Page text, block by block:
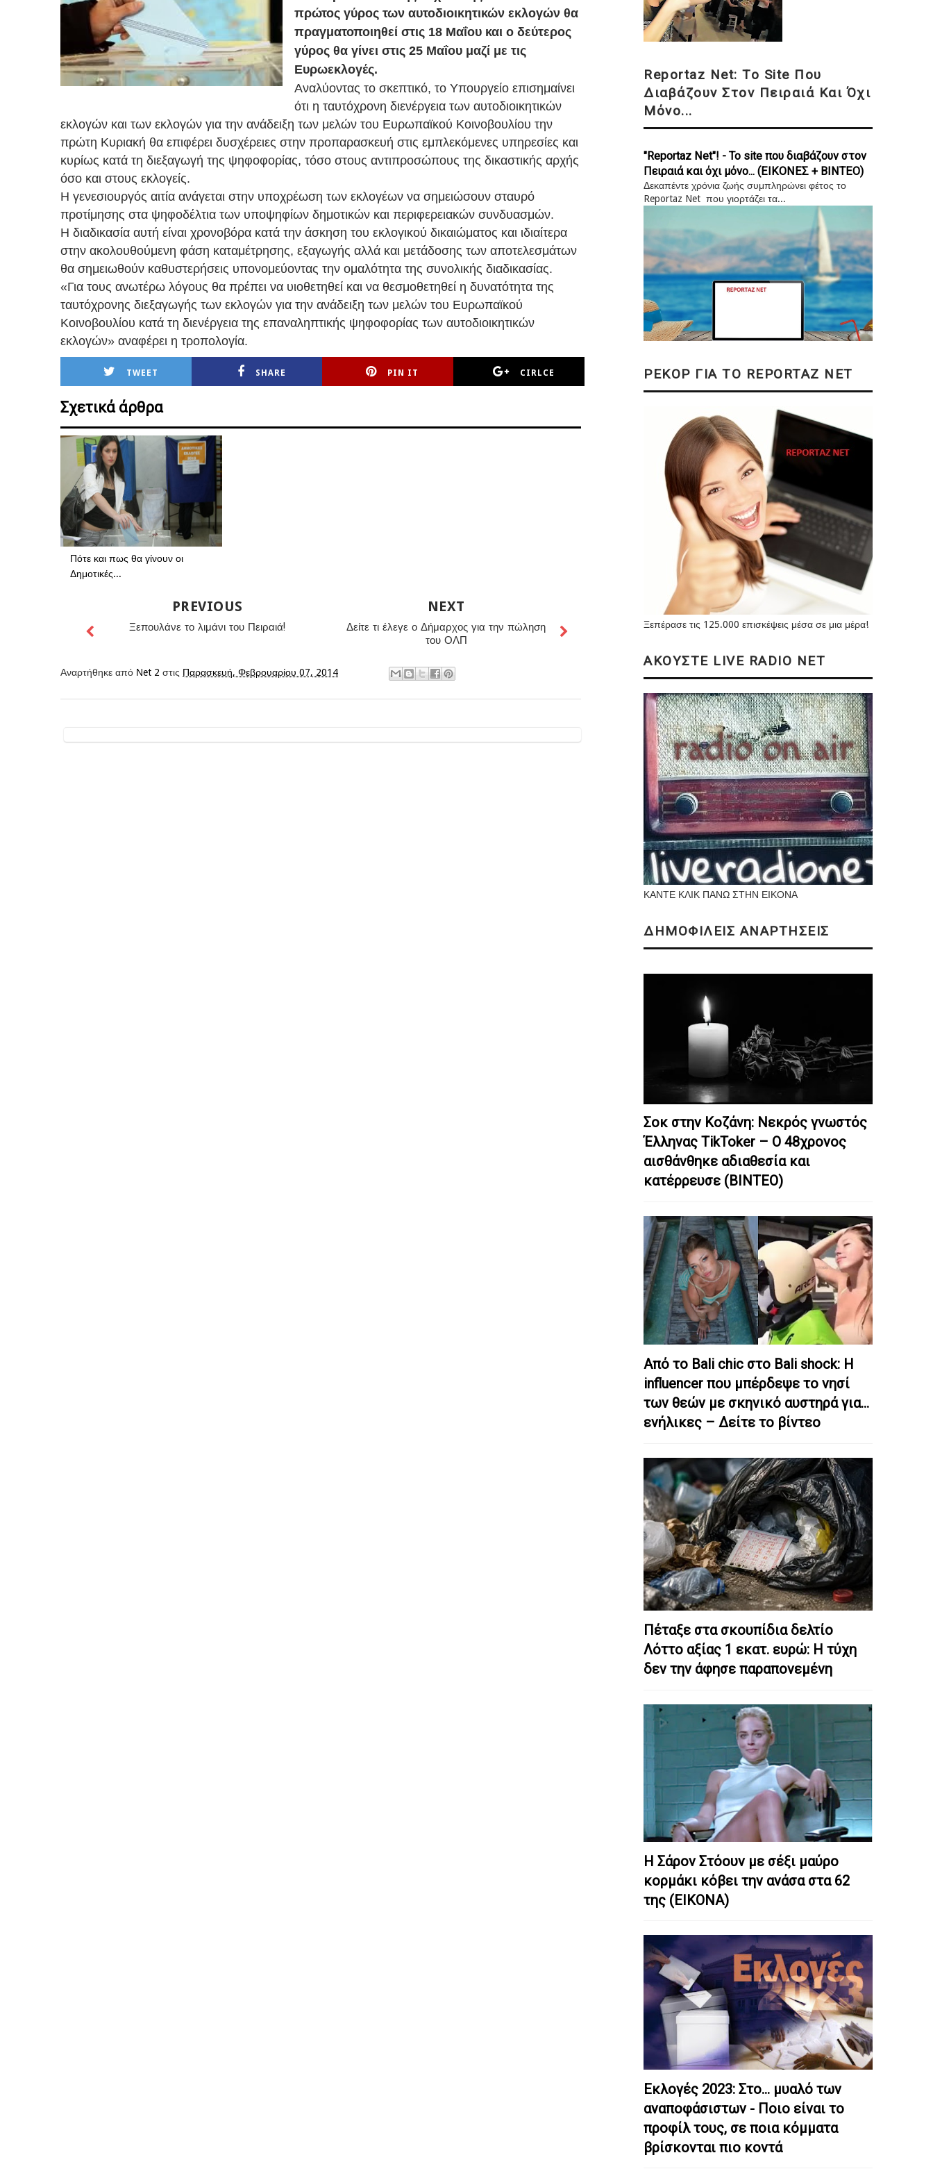
πρώτος γύρος των αυτοδιοικητικών εκλογών θα
πραγματοποιηθεί στις 18 Μαΐου και ο δεύτερος
γύρος θα γίνει στις 25 Μαΐου μαζί με τις
Ευρωεκλογές.
Αναλύοντας το σκεπτικό, το Υπουργείο επισημαίνει
ότι η ταυτόχρονη διενέργεια των αυτοδιοικητικών
εκλογών και των εκλογών για την ανάδειξη των μελών του Ευρωπαϊκού Κοινοβουλίου την
πρώτη Κυριακή θα επιφέρει δυσχέρειες στην προπαρασκευή στις εμπλεκόμενες υπηρεσίες και
κυρίως κατά τη διεξαγωγή της ψηφοφορίας, τόσο στους αντιπροσώπους της δικαστικής αρχής
όσο και στους εκλογείς.
Η γενεσιουργός αιτία ανάγεται στην υποχρέωση των εκλογέων να σημειώσουν σταυρό
προτίμησης στα ψηφοδέλτια των υποψηφίων δημοτικών και περιφερειακών συνδυασμών.
Η διαδικασία αυτή είναι χρονοβόρα κατά την άσκηση του εκλογικού δικαιώματος και ιδιαίτερα
στην ακολουθούμενη φάση καταμέτρησης, εξαγωγής αλλά και μετάδοσης των αποτελεσμάτων
θα σημειωθούν καθυστερήσεις υπονομεύοντας την ομαλότητα της συνολικής διαδικασίας.
«Για τους ανωτέρω λόγους θα πρέπει να υιοθετηθεί και να θεσμοθετηθεί η δυνατότητα της
ταυτόχρονης διεξαγωγής των εκλογών για την ανάδειξη των μελών του Ευρωπαϊκού
Κοινοβουλίου κατά τη διενέργεια της επαναληπτικής ψηφοφορίας των αυτοδιοικητικών
εκλογών» αναφέρει η τροπολογία.
TWEET SHARE PIN IT CIRLCE
Σχετικά άρθρα
Πότε και πως θα γίνουν οι
Δημοτικές...
NEXT
Δείτε τι έλεγε ο Δήμαρχος για την πώληση
του ΟΛΠ
PREVIOUS
Ξεπουλάνε το λιμάνι του Πειραιά!
Αναρτήθηκε από Νet 2 στις Παρασκευή, Φεβρουαρίου 07, 2014
Reportaz Net: Το Site Που
Διαβάζουν Στον Πειραιά Και Όχι
Μόνο...
"Reportaz Net"! - Το site που διαβάζουν στον
Πειραιά και όχι μόνο... (ΕΙΚΟΝΕΣ + ΒΙΝΤΕΟ)
Δεκαπέντε χρόνια ζωής συμπληρώνει φέτος το
Reportaz Net που γιορτάζει τα...
ΡΕΚΟΡ ΓΙΑ ΤΟ REPORTAZ NET
Ξεπέρασε τις 125.000 επισκέψεις μέσα σε μια μέρα!
ΑΚΟΥΣΤΕ LIVE RADIO NET
ΚΑΝΤΕ ΚΛΙΚ ΠΑΝΩ ΣΤΗΝ ΕΙΚΟΝΑ
ΔΗΜΟΦΙΛΕΙΣ ΑΝΑΡΤΗΣΕΙΣ
Σοκ στην Κοζάνη: Nεκρός γνωστός
Έλληνας TikToker – Ο 48χρονος
αισθάνθηκε αδιαθεσία και
κατέρρευσε (ΒΙΝΤΕΟ)
Από το Bali chic στο Bali shock: Η
influencer που μπέρδεψε το νησί
των θεών με σκηνικό αυστηρά για…
ενήλικες – Δείτε το βίντεο
Πέταξε στα σκουπίδια δελτίο
Λόττο αξίας 1 εκατ. ευρώ: Η τύχη
δεν την άφησε παραπονεμένη
Η Σάρον Στόουν με σέξι μαύρο
κορμάκι κόβει την ανάσα στα 62
της (ΕΙΚΟΝΑ)
Εκλογές 2023: Στο… μυαλό των
αναποφάσιστων - Ποιο είναι το
προφίλ τους, σε ποια κόμματα
βρίσκονται πιο κοντά